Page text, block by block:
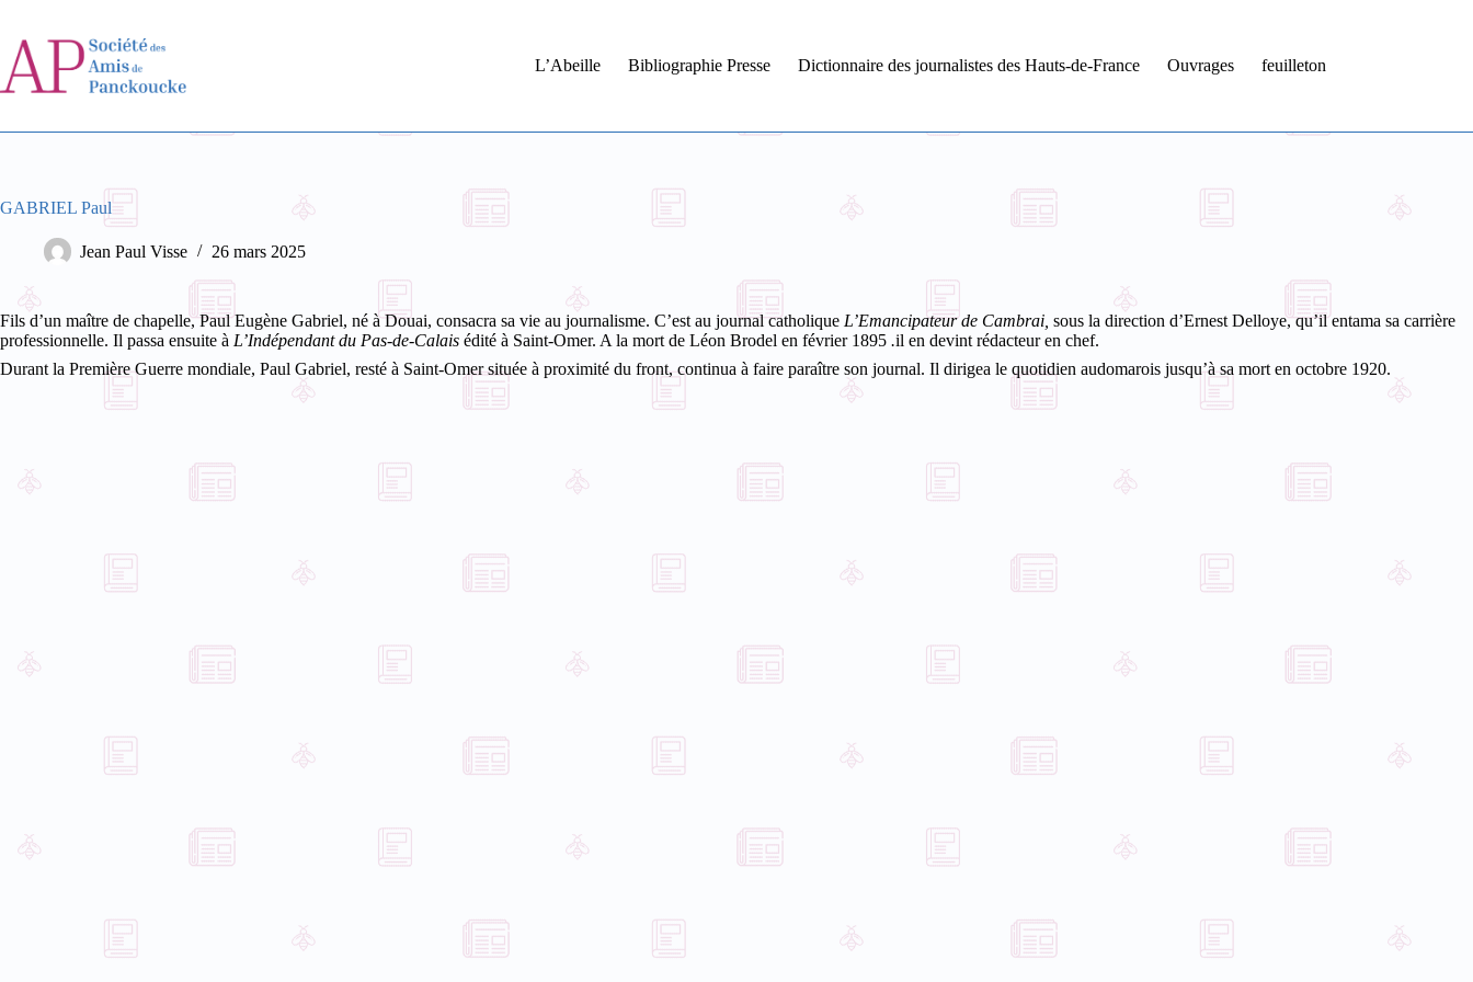
contenu
L’Abeille
Bibliographie Presse Dictionnaire des journalistes des Hauts-de-France Ouvrages feuilleton
GABRIEL Paul
Jean Paul Visse 26 mars 2025
Fils d’un maître de chapelle, Paul Eugène Gabriel, né à Douai, consacra sa vie au journalisme. C’est au journal catholique L’Emancipateur de Cambrai, sous la direction d’Ernest Delloye, qu’il entama sa carrière
professionnelle. Il passa ensuite à L’Indépendant du Pas-de-Calais édité à Saint-Omer. A la mort de Léon Brodel en février 1895 .il en devint rédacteur en chef.
Durant la Première Guerre mondiale, Paul Gabriel, resté à Saint-Omer située à proximité du front, continua à faire paraître son journal. Il dirigea le quotidien audomarois jusqu’à sa mort en octobre 1920.